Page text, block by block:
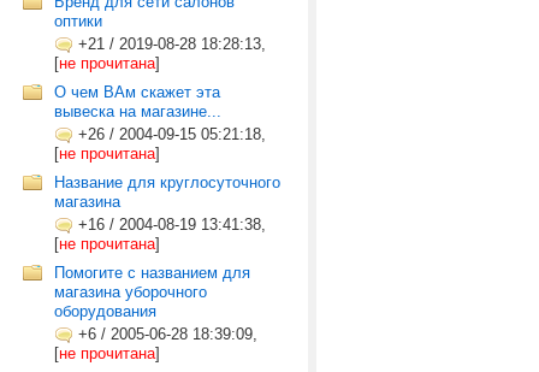
оптики
+21 / 2019-08-28 18:28:13,
[не прочитана]
О чем ВАм скажет эта
вывеска на магазине...
+26 / 2004-09-15 05:21:18,
[не прочитана]
Название для круглосуточного
магазина
+16 / 2004-08-19 13:41:38,
[не прочитана]
Помогите с названием для
магазина уборочного
оборудования
+6 / 2005-06-28 18:39:09,
[не прочитана]